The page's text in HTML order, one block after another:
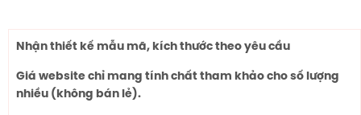
Nhận thiết kế mẫu mã, kích thước theo yêu cầu
Giá website chỉ mang tính chất tham khảo cho số lượng
nhiều (không bán lẻ).